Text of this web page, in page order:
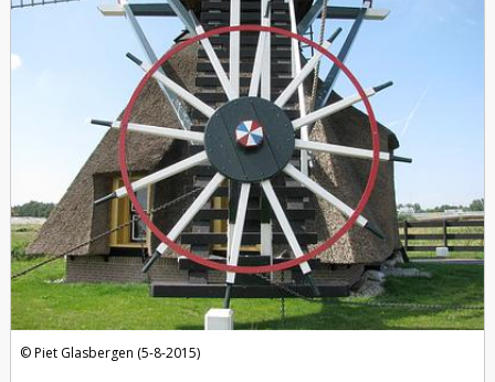
Piet Glasbergen (5-8-2015)